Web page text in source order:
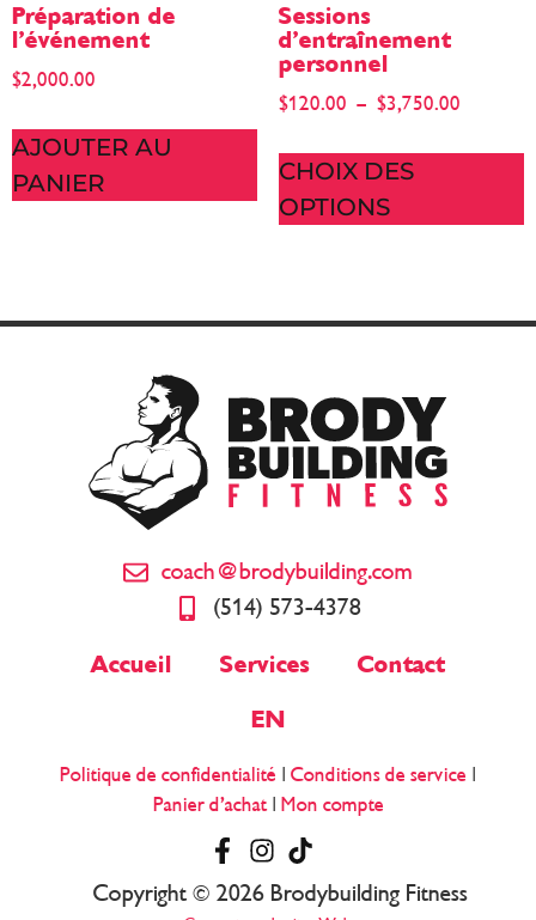
Préparation de
l’événement
$2,000.00
AJOUTER AU
PANIER
Sessions
d’entraînement
personnel
$120.00 – $3,750.00
CHOIX DES
OPTIONS
coach@brodybuilding.com
(514) 573-4378
Accueil
Services
Contact
EN
Politique de confidentialité | Conditions de service |
Panier d’achat| Mon compte
Copyright © 2026 Brodybuilding Fitness